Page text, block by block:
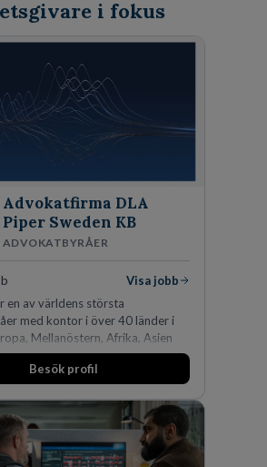
i fokus
Advokatfirma DLA
Piper Sweden KB
ADVOKATBYRÅER
Visa jobb
en av världens största
med kontor i över 40 länder i
Mellanöstern, Afrika, Asien
Vi är specialister inom
alla områden och vi har några
på fem kontor i Stockholm,
Århus, Oslo och Helsingfors kan vi
erbjuda våra klienter en unik,
gränsöverskridande nordisk
Besök profil